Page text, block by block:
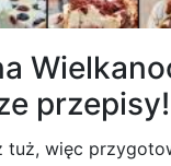
przepisy!
tuż, więc